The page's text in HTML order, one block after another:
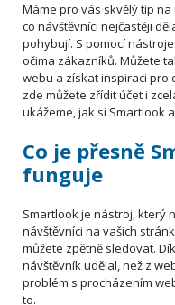
Máme pro vás skvělý tip
co návštěvníci nejčastěji
pohybují. S pomocí
očima zákazníků. Můžete
webu a získat inspiraci pro
zde můžete zřídit účet i
ukážeme, jak si Smartlook
Co je přesně
funguje
Smartlook je nástroj, který
návštěvníci na vašich
můžete zpětně sledovat.
návštěvník udělal, než z
problém s procházením
to.